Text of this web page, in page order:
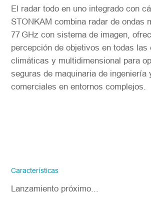
El radar todo en uno integrado con
STONKAM combina radar de ondas
77 GHz con sistema de imagen,
percepción de objetivos en todas las
climáticas y multidimensional para
seguras de maquinaria de ingeniería
comerciales en entornos complejos.
región/país. ¡Te responderemos
Características
Lanzamiento próximo...